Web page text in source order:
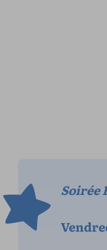
Soirée